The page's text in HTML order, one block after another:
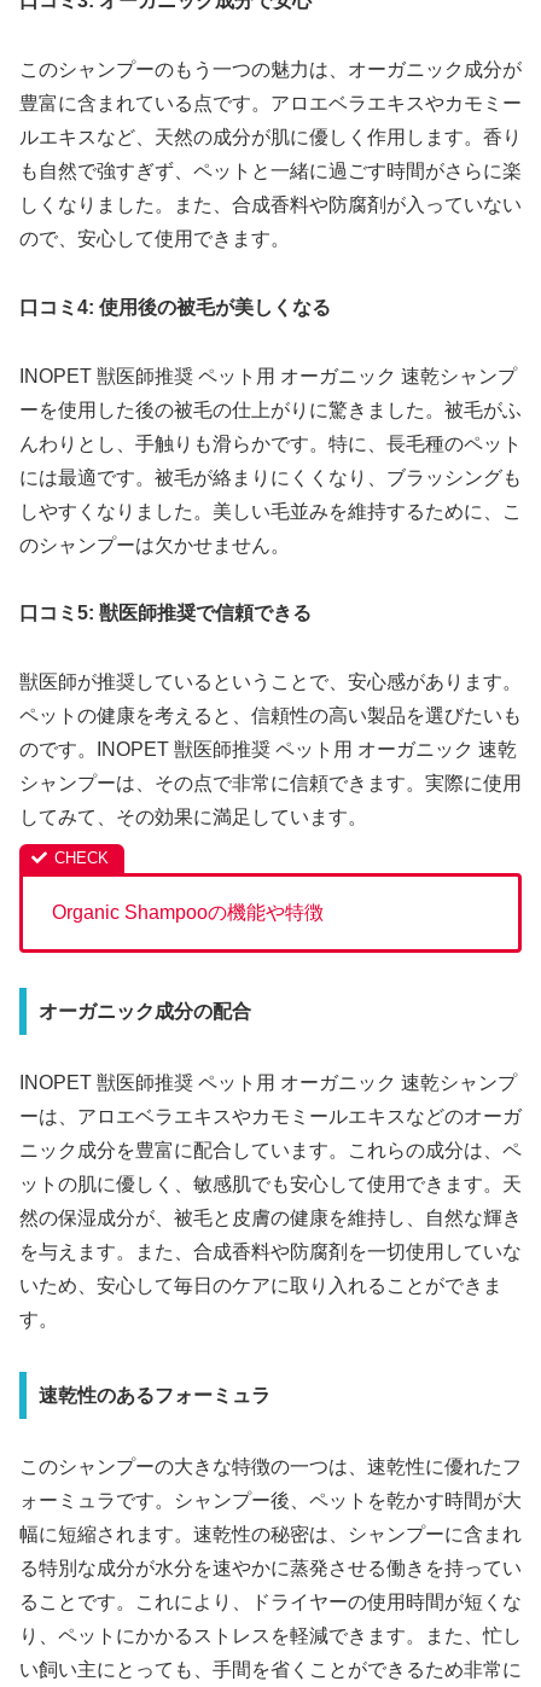
このシャンプーのもう一つの魅力は、オーガニック成分が
豊富に含まれている点です。アロエベラエキスやカモミー
ルエキスなど、天然の成分が肌に優しく作用します。香り
も自然で強すぎず、ペットと一緒に過ごす時間がさらに楽
しくなりました。また、合成香料や防腐剤が入っていない
ので、安心して使用できます。
口コミ4: 使用後の被毛が美しくなる
INOPET 獣医師推奨 ペット用 オーガニック 速乾シャンプ
ーを使用した後の被毛の仕上がりに驚きました。被毛がふ
んわりとし、手触りも滑らかです。特に、長毛種のペット
には最適です。被毛が絡まりにくくなり、ブラッシングも
しやすくなりました。美しい毛並みを維持するために、こ
のシャンプーは欠かせません。
口コミ5: 獣医師推奨で信頼できる
獣医師が推奨しているということで、安心感があります。
ペットの健康を考えると、信頼性の高い製品を選びたいも
のです。INOPET 獣医師推奨 ペット用 オーガニック 速乾
シャンプーは、その点で非常に信頼できます。実際に使用
してみて、その効果に満足しています。
Organic Shampooの機能や特徴
オーガニック成分の配合
INOPET 獣医師推奨 ペット用 オーガニック 速乾シャンプ
ーは、アロエベラエキスやカモミールエキスなどのオーガ
ニック成分を豊富に配合しています。これらの成分は、ペ
ットの肌に優しく、敏感肌でも安心して使用できます。天
然の保湿成分が、被毛と皮膚の健康を維持し、自然な輝き
を与えます。また、合成香料や防腐剤を一切使用していな
いため、安心して毎日のケアに取り入れることができま
す。
速乾性のあるフォーミュラ
このシャンプーの大きな特徴の一つは、速乾性に優れたフ
ォーミュラです。シャンプー後、ペットを乾かす時間が大
幅に短縮されます。速乾性の秘密は、シャンプーに含まれ
る特別な成分が水分を速やかに蒸発させる働きを持ってい
ることです。これにより、ドライヤーの使用時間が短くな
り、ペットにかかるストレスを軽減できます。また、忙し
い飼い主にとっても、手間を省くことができるため非常に